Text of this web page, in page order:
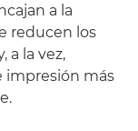
a la
reducen los
a la vez,
impresión más